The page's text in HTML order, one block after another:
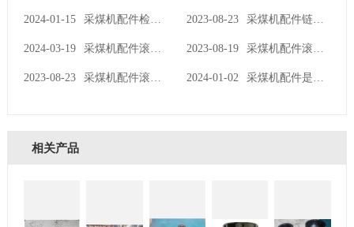
2024-01-15 采煤机配件检修操作的相关知识 2023-08-23 采煤机配件链轮经常维护可以延长使用寿命
2024-03-19 采煤机配件滚筒进行相应的合理日常维护 2023-08-19 采煤机配件滚筒的旋转方向
2023-08-23 采煤机配件滚筒现在具有什么设计 2024-01-02 采煤机配件是整个变速器的重要组成部分吗
相关产品